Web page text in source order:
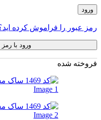
ورود
رمز عبور را فراموش کرده
ورود با
فروخته شده